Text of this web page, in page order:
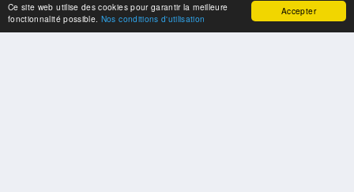
Accepter
Ce site web utilise des cookies pour garantir la meilleure
fonctionnalité possible. Nos conditions d'utilisation